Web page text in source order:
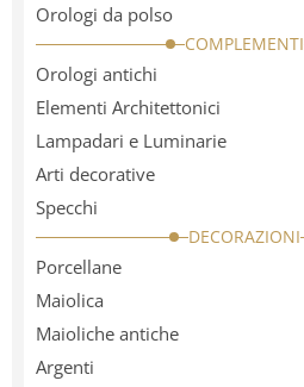
Orologi da polso
COMPLEMENTI
Orologi antichi
Elementi Architettonici
Lampadari e Luminarie
Arti decorative
Specchi
DECORAZIONI
Porcellane
Maiolica
Maioliche antiche
Argenti